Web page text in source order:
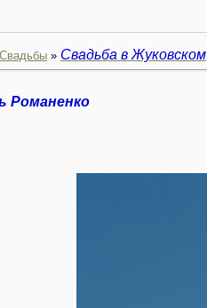
Свадьбы » Свадьба в Жуковском
Романенко